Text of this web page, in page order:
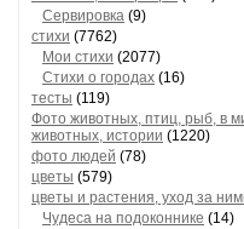
Сервировка (9)
стихи (7762)
Мои стихи (2077)
Стихи о городах (16)
тесты (119)
Фото животных, птиц, рыб, в
животных, истории (1220)
фото людей (78)
цветы (579)
цветы и растения, уход за
Чудеса на подоконнике (14)